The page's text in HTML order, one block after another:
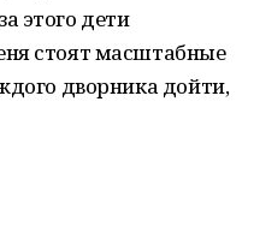
этого дети
стоят масштабные
дворника дойти,